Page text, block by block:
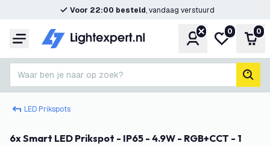
Voor 22:00 besteld, vandaag verstuurd
Menu Account
Mijn
0 0
Waar ben je naar op zoek?
LED Prikspots
6x Smart LED Prikspot - IP65 - 4.9W - RGB+CCT - 1